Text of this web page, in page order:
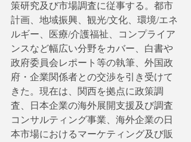
策研究及び市場調査に従事する。都市
計画、地域振興、観光/文化、環境/エネ
ルギー、医療/介護福祉、コンプライア
ンスなど幅広い分野をカバー、白書や
政府委員会レポート等の執筆、外国政
府・企業関係者との交渉を引き受けて
きた。現在は、関西を拠点に政策調
査、日本企業の海外展開支援及び調査
コンサルティング事業、海外企業の日
本市場におけるマーケティング及び販